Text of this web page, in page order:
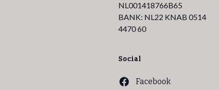
NL001418766B65
BANK: NL22 KNAB 0514
4470 60
Social
Facebook